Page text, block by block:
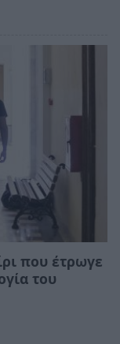
που έτρωγε
του